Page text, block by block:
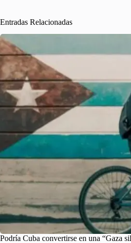
Entradas Relacionadas
Podría Cuba convertirse en una “Gaza